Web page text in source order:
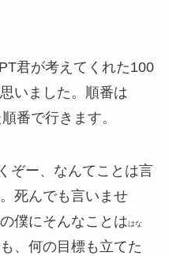
君が考えてくれた100
いました。順番は
番で行きます。
ぞー、なんてことは言
死んでも言いませ
僕にそんなことははな
、何の目標も立てた